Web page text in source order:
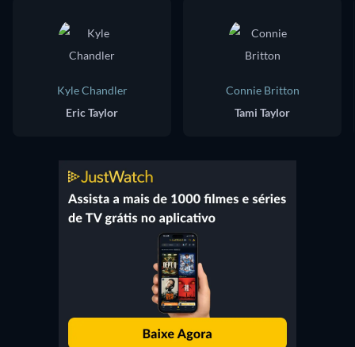
Kyle Chandler
Eric Taylor
Connie Britton
Tami Taylor